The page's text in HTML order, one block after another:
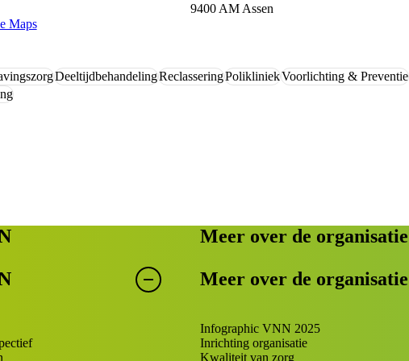
Maps
9400 AM Assen
DeeltijdbehandelingReclasseringPolikliniekVoorlichting & Preventie
Meer over de organisatie
Meer over de organisatie
Infographic VNN 2025
Inrichting organisatie
Kwaliteit van zorg